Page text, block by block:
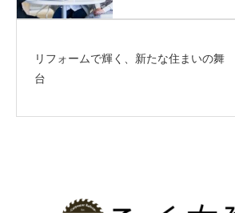
リフォームで輝く、新たな住まいの舞
台